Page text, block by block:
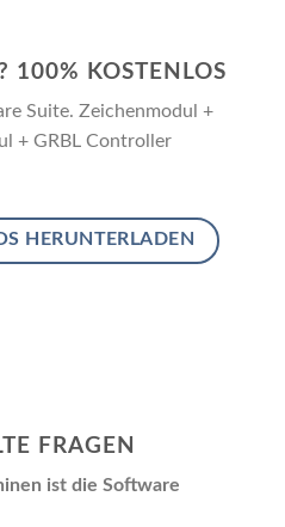
100% KOSTENLOS
Suite. Zeichenmodul +
+ GRBL Controller
HERUNTERLADEN
FRAGEN
ist die Software